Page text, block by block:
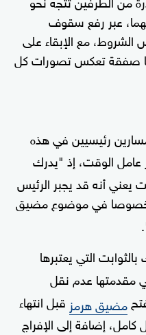
عبر رفع سقوف
مع الإبقاء على
صفقة تعكس تصورات كل
رئيسيين في هذه
عامل الوقت، إذ "يدرك
يعني أنه قد يجبر الرئيس
خصوصا في موضوع مضيق
التي يعتبرها
مقدمتها عدم نقل
مضيق هرمز قبل انتهاء
إضافة إلى الإفراج